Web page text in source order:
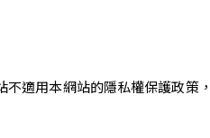
適用本網站的隱私權保護政策